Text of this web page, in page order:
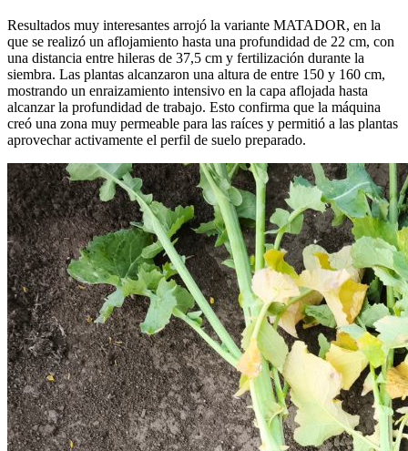
Resultados muy interesantes arrojó la variante MATADOR, en la
que se realizó un aflojamiento hasta una profundidad de 22 cm, con
una distancia entre hileras de 37,5 cm y fertilización durante la
siembra. Las plantas alcanzaron una altura de entre 150 y 160 cm,
mostrando un enraizamiento intensivo en la capa aflojada hasta
alcanzar la profundidad de trabajo. Esto confirma que la máquina
creó una zona muy permeable para las raíces y permitió a las plantas
aprovechar activamente el perfil de suelo preparado.